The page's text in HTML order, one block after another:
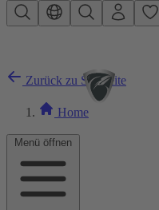
Zum Hauptinhalt springen
Menü öffnen
Zurück zu Startseite
Home